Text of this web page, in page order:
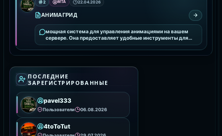
2 MTA 22.04.2026
АНИМАГРИД
мощная система для управления анимациями на вашем
сервере. Она предоставляет удобные инструменты для
интеграции и настройки анимаций, улучшая визуальное
ПОСЛЕДНИЕ
ЗАРЕГИСТРИРОВАННЫЕ
pavel333
Пользователи 06.08.2026
4toToTut